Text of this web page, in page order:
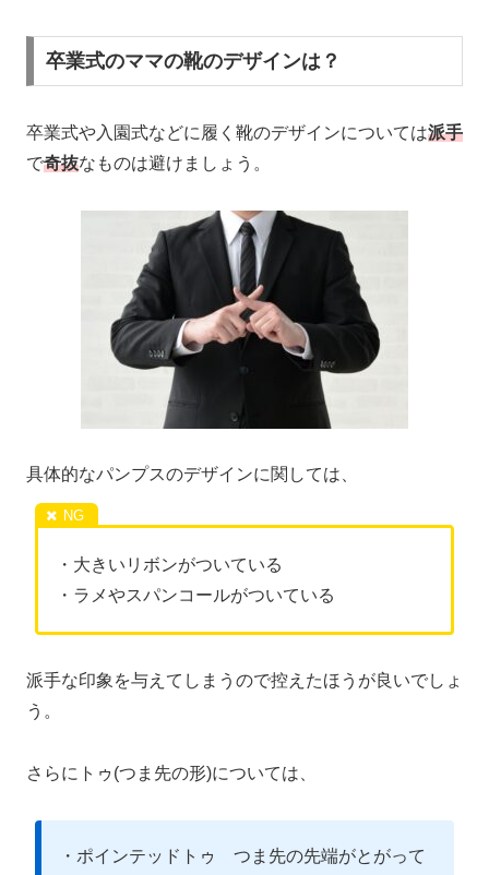
卒業式のママの靴のデザインは？
卒業式や入園式などに履く靴のデザインについては派手
で奇抜なものは避けましょう。
具体的なパンプスのデザインに関しては、
・大きいリボンがついている
・ラメやスパンコールがついている
派手な印象を与えてしまうので控えたほうが良いでしょ
う。
さらにトゥ(つま先の形)については、
・ポインテッドトゥ つま先の先端がとがって